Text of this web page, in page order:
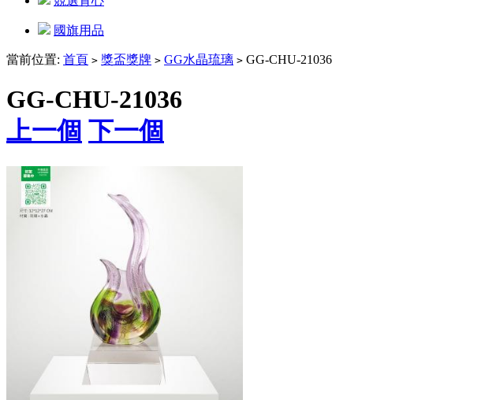
國旗用品
當前位置: 首頁 > 獎盃獎牌 > GG水晶琉璃 > GG-CHU-21036
GG-CHU-21036
上一個 下一個